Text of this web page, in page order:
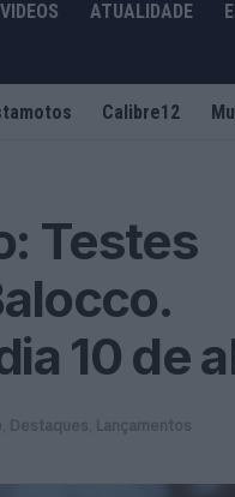
VIDEOS ATUALIDADE
Calibre12
Testes
10 de
Destaques Lançamentos